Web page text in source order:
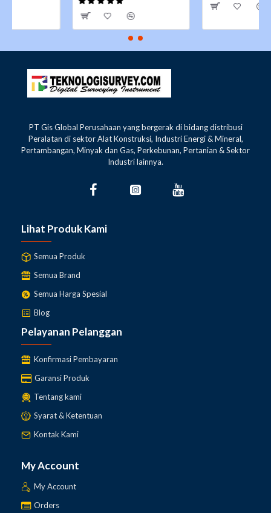
PT Gis Global Perusahaan yang bergerak di bidang distribusi
Peralatan di sektor Alat Konstruksi, Industri Energi & Mineral,
Pertambangan, Minyak dan Gas, Perkebunan, Pertanian & Sektor
Industri lainnya.
Lihat Produk Kami
Semua Produk
Semua Brand
Semua Harga Spesial
Blog
Pelayanan Pelanggan
Konfirmasi Pembayaran
Garansi Produk
Tentang kami
Syarat & Ketentuan
Kontak Kami
My Account
My Account
Orders